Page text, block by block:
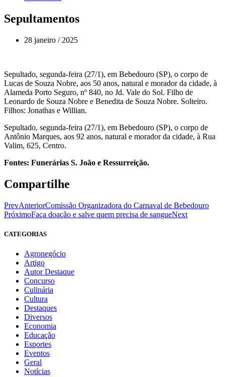
Sepultamentos
28 janeiro / 2025
Sepultado, segunda-feira (27/1), em Bebedouro (SP), o corpo de
Lucas de Souza Nobre, aos 50 anos, natural e morador da cidade, à
Alameda Porto Seguro, nº 840, no Jd. Vale do Sol. Filho de
Leonardo de Souza Nobre e Benedita de Souza Nobre. Solteiro.
Filhos: Jonathas e Willian.
Sepultado, segunda-feira (27/1), em Bebedouro (SP), o corpo de
Antônio Marques, aos 92 anos, natural e morador da cidade, à Rua
Valim, 625, Centro.
Fontes: Funerárias S. João e Ressurreição.
Compartilhe
PrevAnteriorComissão Organizadora do Carnaval de Bebedouro
PróximoFaça doação e salve quem precisa de sangueNext
CATEGORIAS
Agronegócio
Artigo
Autor Destaque
Concurso
Culinária
Cultura
Destaques
Diversos
Economia
Educação
Esportes
Eventos
Geral
Notícias